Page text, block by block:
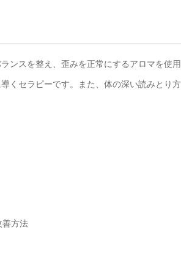
ンスを整え、歪みを正常にするアロマを使
くセラピーです。また、体の深い読みとり
善方法